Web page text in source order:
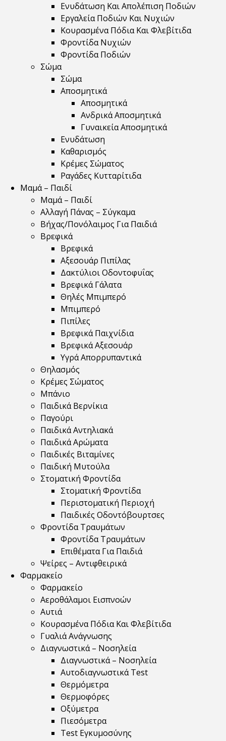
Ενυδάτωση Και Απολέπιση Ποδιών
Εργαλεία Ποδιών Και Νυχιών
Κουρασμένα Πόδια Και Φλεβίτιδα
Φροντίδα Νυχιών
Φροντίδα Ποδιών
Σώμα
Σώμα
Αποσμητικά
Αποσμητικά
Ανδρικά Αποσμητικά
Γυναικεία Αποσμητικά
Ενυδάτωση
Καθαρισμός
Κρέμες Σώματος
Ραγάδες Κυτταρίτιδα
Μαμά – Παιδί
Μαμά – Παιδί
Αλλαγή Πάνας – Σύγκαμα
Βήχας/Πονόλαιμος Για Παιδιά
Βρεφικά
Βρεφικά
Αξεσουάρ Πιπίλας
Δακτύλιοι Οδοντοφυΐας
Βρεφικά Γάλατα
Θηλές Μπιμπερό
Μπιμπερό
Πιπίλες
Βρεφικά Παιχνίδια
Βρεφικά Αξεσουάρ
Υγρά Απορρυπαντικά
Θηλασμός
Κρέμες Σώματος
Μπάνιο
Παιδικά Βερνίκια
Παγούρι
Παιδικά Αντηλιακά
Παιδικά Αρώματα
Παιδικές Βιταμίνες
Παιδική Μυτούλα
Στοματική Φροντίδα
Στοματική Φροντίδα
Περιστοματική Περιοχή
Παιδικές Οδοντόβουρτσες
Φροντίδα Τραυμάτων
Φροντίδα Τραυμάτων
Επιθέματα Για Παιδιά
Ψείρες – Αντιφθειρικά
Φαρμακείο
Φαρμακείο
Αεροθάλαμοι Εισπνοών
Αυτιά
Κουρασμένα Πόδια Και Φλεβίτιδα
Γυαλιά Ανάγνωσης
Διαγνωστικά – Νοσηλεία
Διαγνωστικά – Νοσηλεία
Αυτοδιαγνωστικά Test
Θερμόμετρα
Θερμοφόρες
Οξύμετρα
Πιεσόμετρα
Test Εγκυμοσύνης